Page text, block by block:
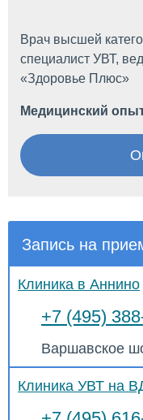
Врач высшей
специалист УВТ,
«Здоровье Плюс»
Медицинский
Запись на
Клиника в Аннино
+7 (495)
Варшавское
Клиника УВТ на